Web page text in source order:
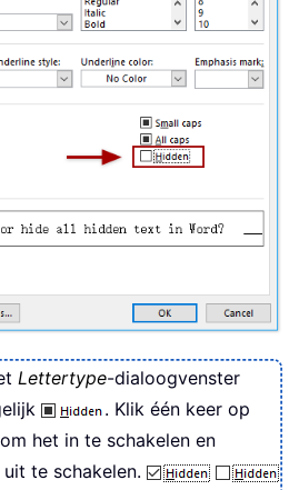
Lettertype-dialoogvenster
. Klik één keer op
het in te schakelen en
te schakelen.